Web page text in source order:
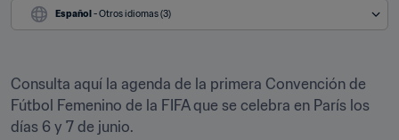
Español - Otros idiomas (3)
Consulta aquí la agenda de la primera Convención de
Fútbol Femenino de la FIFA que se celebra en París los
días 6 y 7 de junio.